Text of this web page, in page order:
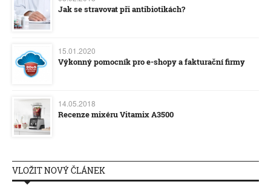
Jak se stravovat při antibiotikách?
15.01.2020
Výkonný pomocník pro e-shopy a fakturační firmy
14.05.2018
Recenze mixéru Vitamix A3500
VLOŽIT NOVÝ ČLÁNEK